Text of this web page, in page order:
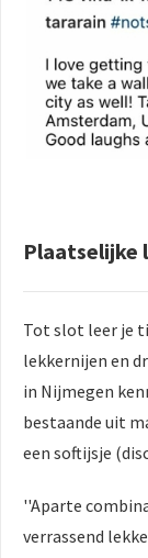
Plaatselijke
Tot slot leer je
lekkernijen en
in Nijmegen
bestaande uit
een softijsje
''Aparte
verrassend